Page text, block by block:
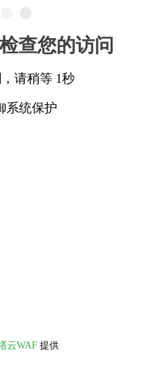
查您的访问
请稍等 1秒
系统保护
云WAF 提供